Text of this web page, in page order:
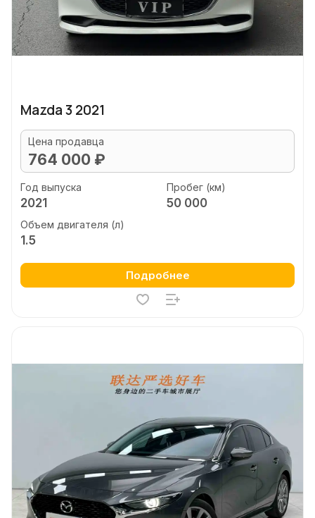
Mazda 3 2021
Цена продавца
764 000 ₽
Год выпуска
2021
Пробег (км)
50 000
Объем двигателя (л)
1.5
Подробнее